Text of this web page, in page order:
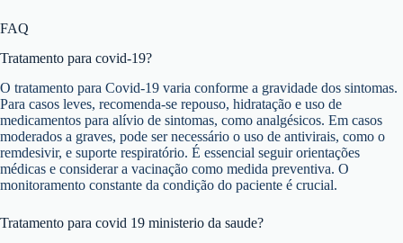
FAQ
Tratamento para covid-19?
O tratamento para Covid-19 varia conforme a gravidade dos sintomas.
Para casos leves, recomenda-se repouso, hidratação e uso de
medicamentos para alívio de sintomas, como analgésicos. Em casos
moderados a graves, pode ser necessário o uso de antivirais, como o
remdesivir, e suporte respiratório. É essencial seguir orientações
médicas e considerar a vacinação como medida preventiva. O
monitoramento constante da condição do paciente é crucial.
Tratamento para covid 19 ministerio da saude?